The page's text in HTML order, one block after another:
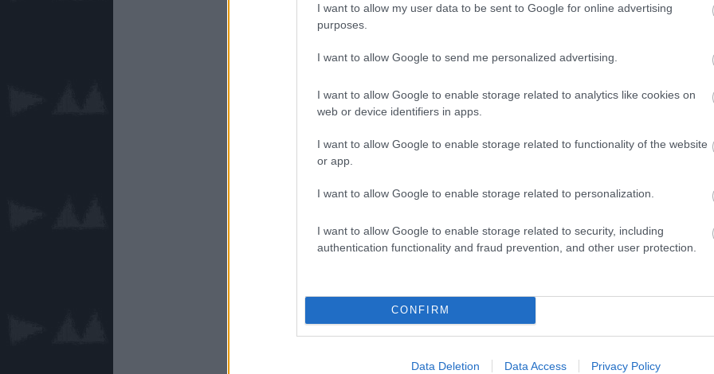
I want to allow my user data to be sent to Google for online advertising
purposes.
I want to allow Google to send me personalized advertising.
I want to allow Google to enable storage related to analytics like cookies on
web or device identifiers in apps.
I want to allow Google to enable storage related to functionality of the website
or app.
I want to allow Google to enable storage related to personalization.
I want to allow Google to enable storage related to security, including
authentication functionality and fraud prevention, and other user protection.
CONFIRM
Data Deletion Data Access Privacy Policy